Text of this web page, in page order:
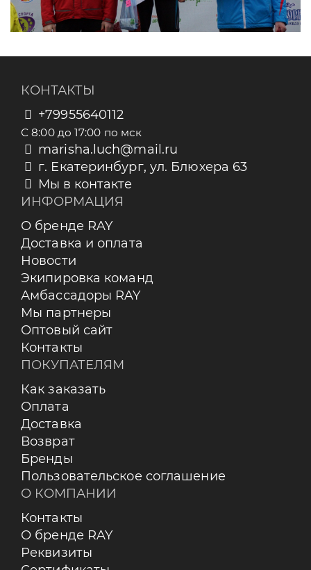
КОНТАКТЫ
+79955640112
С 8:00 до 17:00 по мск
marisha.luch@mail.ru
г. Екатеринбург, ул. Блюхера 63
Мы в контакте
ИНФОРМАЦИЯ
О бренде RAY
Доставка и оплата
Новости
Экипировка команд
Амбассадоры RAY
Мы партнеры
Оптовый сайт
Контакты
ПОКУПАТЕЛЯМ
Как заказать
Оплата
Доставка
Возврат
Бренды
Пользовательское соглашение
О КОМПАНИИ
Контакты
О бренде RAY
Реквизиты